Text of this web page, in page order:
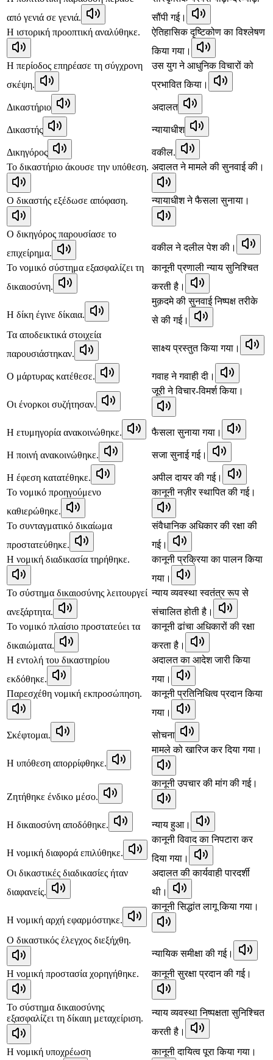
από γενιά σε γενιά.
सौंपी गई।
Η ιστορική προοπτική αναλύθηκε.
ऐतिहासिक दृष्टिकोण का विश्लेषण
किया गया।
Η περίοδος επηρέασε τη σύγχρονη
σκέψη.
उस युग ने आधुनिक विचारों को
प्रभावित किया।
Δικαστήριο अदालत
Δικαστής न्यायाधीश
Δικηγόρος
वकील.
Το δικαστήριο άκουσε την υπόθεση. अदालत ने मामले की सुनवाई की।
Ο δικαστής εξέδωσε απόφαση. न्यायाधीश ने फैसला सुनाया।
Ο δικηγόρος παρουσίασε το
επιχείρημα.
वकील ने दलील पेश की।
Το νομικό σύστημα εξασφαλίζει τη
δικαιοσύνη.
कानूनी प्रणाली न्याय सुनिश्चित
करती है।
Η δίκη έγινε δίκαια.
मुक़दमे की सुनवाई निष्पक्ष तरीके
से की गई।
Τα αποδεικτικά στοιχεία
παρουσιάστηκαν.
साक्ष्य प्रस्तुत किया गया।
Ο μάρτυρας κατέθεσε. गवाह ने गवाही दी।
Οι ένορκοι συζήτησαν.
जूरी ने विचार-विमर्श किया।
Η ετυμηγορία ανακοινώθηκε. फैसला सुनाया गया।
Η ποινή ανακοινώθηκε. सजा सुनाई गई।
Η έφεση κατατέθηκε.
अपील दायर की गई।
Το νομικό προηγούμενο
καθιερώθηκε.
कानूनी नज़ीर स्थापित की गई।
Το συνταγματικό δικαίωμα
προστατεύθηκε.
संवैधानिक अधिकार की रक्षा की
गई।
Η νομική διαδικασία τηρήθηκε.
कानूनी प्रक्रिया का पालन किया
गया।
Το σύστημα δικαιοσύνης λειτουργεί
ανεξάρτητα.
न्याय व्यवस्था स्वतंत्र रूप से
संचालित होती है।
Το νομικό πλαίσιο προστατεύει τα
δικαιώματα.
कानूनी ढांचा अधिकारों की रक्षा
करता है।
Η εντολή του δικαστηρίου
εκδόθηκε.
अदालत का आदेश जारी किया
गया।
Παρεσχέθη νομική εκπροσώπηση.
कानूनी प्रतिनिधित्व प्रदान किया
गया।
Σκέφτομαι. सोचना
Η υπόθεση απορρίφθηκε.
मामले को खारिज कर दिया गया।
Ζητήθηκε ένδικο μέσο.
कानूनी उपचार की मांग की गई।
Η δικαιοσύνη αποδόθηκε. न्याय हुआ।
Η νομική διαφορά επιλύθηκε.
कानूनी विवाद का निपटारा कर
दिया गया।
Οι δικαστικές διαδικασίες ήταν
διαφανείς.
अदालत की कार्यवाही पारदर्शी
थी।
Η νομική αρχή εφαρμόστηκε.
कानूनी सिद्धांत लागू किया गया।
Ο δικαστικός έλεγχος διεξήχθη.
न्यायिक समीक्षा की गई।
Η νομική προστασία χορηγήθηκε.
कानूनी सुरक्षा प्रदान की गई।
Το σύστημα δικαιοσύνης
εξασφαλίζει τη δίκαιη μεταχείριση.
न्याय व्यवस्था निष्पक्षता सुनिश्चित
करती है।
Η νομική υποχρέωση
कानूनी दायित्व पूरा किया गया।